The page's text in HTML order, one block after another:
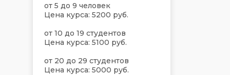
от 5 до 9 человек
Цена курса: 5200 руб.
от 10 до 19 студентов
Цена курса: 5100 руб.
от 20 до 29 студентов
Цена курса: 5000 руб.